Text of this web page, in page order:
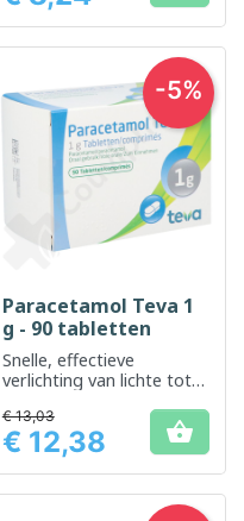
Paracetamol Teva 1
g - 90 tabletten
Snelle, effectieve
verlichting van lichte tot
Prijs
€ 13,03
€ 12,38 
-5%